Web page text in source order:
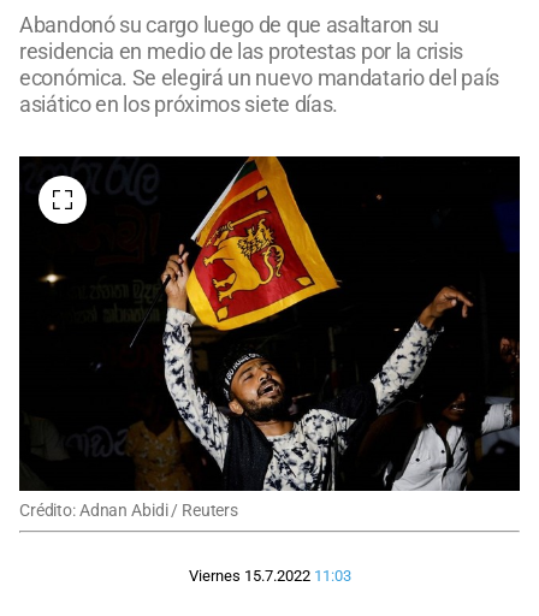
Abandonó su cargo luego de que asaltaron su
residencia en medio de las protestas por la crisis
económica. Se elegirá un nuevo mandatario del país
asiático en los próximos siete días.
Crédito: Adnan Abidi / Reuters
Viernes 15.7.2022 11:03